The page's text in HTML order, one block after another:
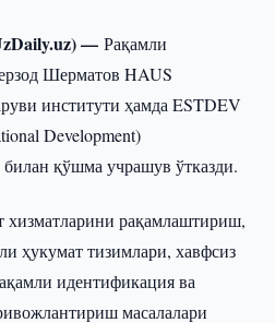
—Рақамли
Шерматов HAUS
институти ҳамда ESTDEV
Development)
қўшма учрашув ўтказди.
хизматларини рақамлаштириш,
ҳукумат тизимлари, хавфсиз
идентификация ва
масалалари